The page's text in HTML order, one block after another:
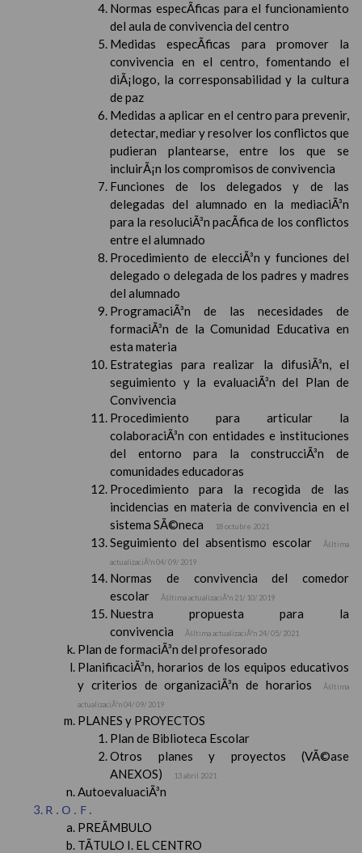
Normas especÃ­ficas para el funcionamiento
del aula de convivencia del centro
Medidas especÃ­ficas para promover la
convivencia en el centro, fomentando el
diÃ¡logo, la corresponsabilidad y la cultura
de paz
Medidas a aplicar en el centro para prevenir,
detectar, mediar y resolver los conflictos que
pudieran plantearse, entre los que se
incluirÃ¡n los compromisos de convivencia
Funciones de los delegados y de las
delegadas del alumnado en la mediaciÃ³n
para la resoluciÃ³n pacÃ­fica de los conflictos
entre el alumnado
Procedimiento de elecciÃ³n y funciones del
delegado o delegada de los padres y madres
del alumnado
ProgramaciÃ³n de las necesidades de
formaciÃ³n de la Comunidad Educativa en
esta materia
Estrategias para realizar la difusiÃ³n, el
seguimiento y la evaluaciÃ³n del Plan de
Convivencia
Procedimiento para articular la
colaboraciÃ³n con entidades e instituciones
del entorno para la construcciÃ³n de
comunidades educadoras
Procedimiento para la recogida de las
incidencias en materia de convivencia en el
sistema SÃ©neca
18 octubre 2021
Seguimiento del absentismo escolar
Ãšltima
actualizaciÃ³n 04/ 09/ 2019
Normas de convivencia del comedor
escolar
Ãšltima actualizaciÃ³n 21/ 10/ 2019
Nuestra propuesta para la
convivencia
Ãšltima actualizaciÃ³n 24/ 05/ 2021
Plan de formaciÃ³n del profesorado
PlanificaciÃ³n, horarios de los equipos educativos
y criterios de organizaciÃ³n de horarios
Ãšltima
actualizaciÃ³n 04/ 09/ 2019
PLANES y PROYECTOS
Plan de Biblioteca Escolar
Otros planes y proyectos (VÃ©ase
ANEXOS)
13 abril 2021
AutoevaluaciÃ³n
R.O.F.
PREÃMBULO
TÃTULO I. EL CENTRO